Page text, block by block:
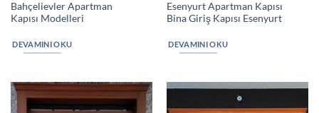
Bahçelievler Apartman
Kapısı Modelleri
DEVAMINI OKU
Esenyurt Apartman Kapısı
Bina Giriş Kapısı Esenyurt
DEVAMINI OKU